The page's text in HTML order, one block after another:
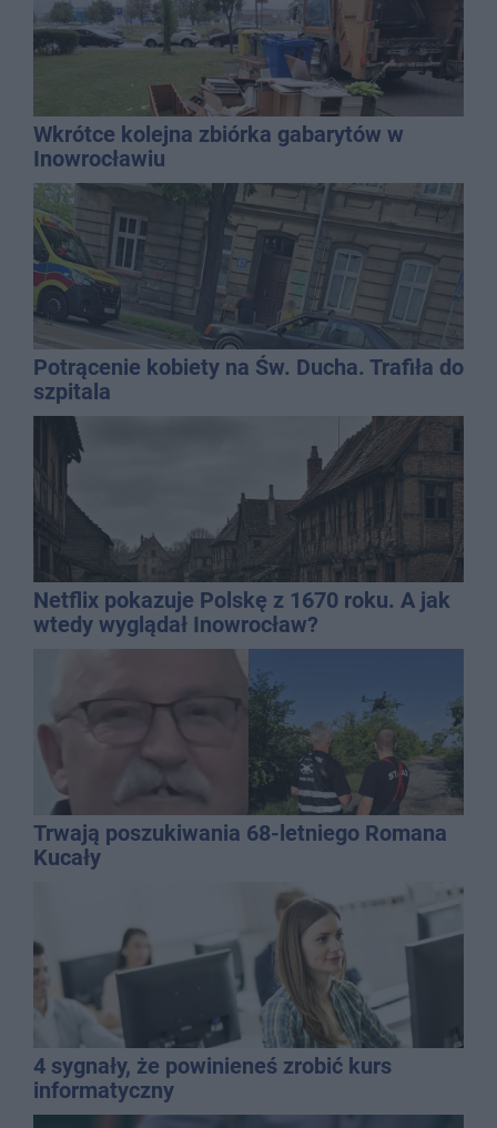
Wkrótce kolejna zbiórka gabarytów w
Inowrocławiu
Potrącenie kobiety na Św. Ducha. Trafiła do
szpitala
Netflix pokazuje Polskę z 1670 roku. A jak
wtedy wyglądał Inowrocław?
Trwają poszukiwania 68-letniego Romana
Kucały
4 sygnały, że powinieneś zrobić kurs
informatyczny